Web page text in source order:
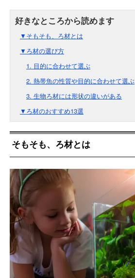
▼そもそも、ろ材とは
▼ろ材の選び方
1. 目的に合わせて選ぶ
2. 熱帯魚の性質や目的に合わせて選ぶ
3. 生物ろ材には形状の違いがある
▼ろ材のおすすめ13選
そもそも、ろ材とは